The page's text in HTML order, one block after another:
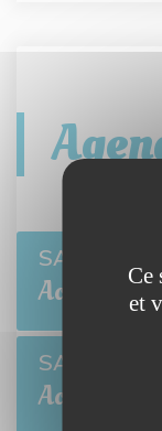
SAM 1
Août
SAM 8
Août
Ce
et